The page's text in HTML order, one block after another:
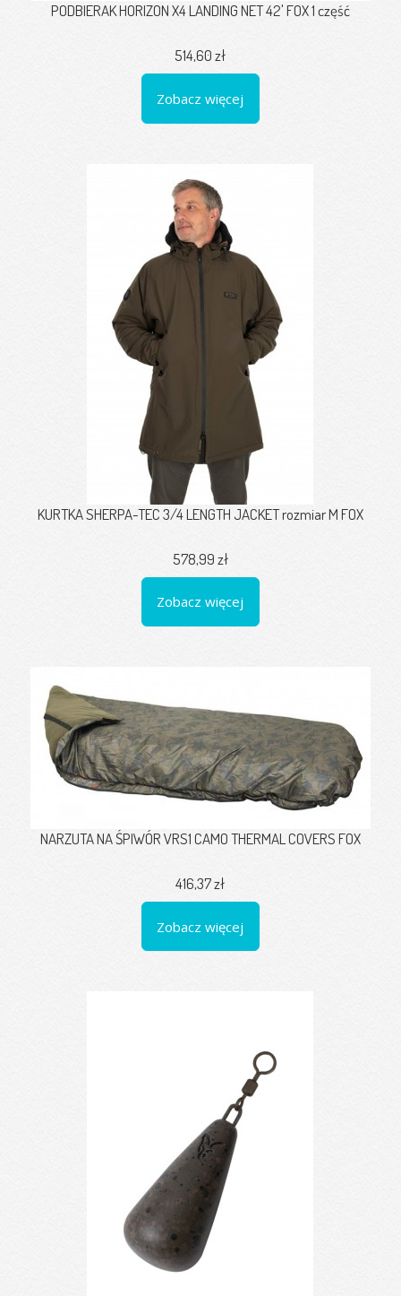
PODBIERAK HORIZON X4 LANDING NET 42' FOX 1 część
514,60 zł
Zobacz więcej
KURTKA SHERPA-TEC 3/4 LENGTH JACKET rozmiar M FOX
578,99 zł
Zobacz więcej
NARZUTA NA ŚPIWÓR VRS1 CAMO THERMAL COVERS FOX
416,37 zł
Zobacz więcej